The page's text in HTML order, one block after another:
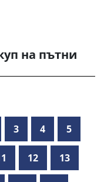
на пътни
3 4 5
12 13